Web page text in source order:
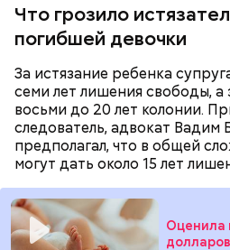
Что грозило
погибшей девочки
За истязание ребенка
семи лет лишения свободы,
восьми до 20 лет колонии.
следователь, адвокат Вадим
предполагал, что в общей
могут дать около 15 лет
Оценила
— Мы съездили за
поднялись домой. У него
реанимировали, и там он
Миссюра на допросе.
Мутаев и его друзья снова
встречу. На этот раз они
свою квартиру дома и
скальп, срезав волосы на
Это позднее подтвердили в
Следственного комитета по